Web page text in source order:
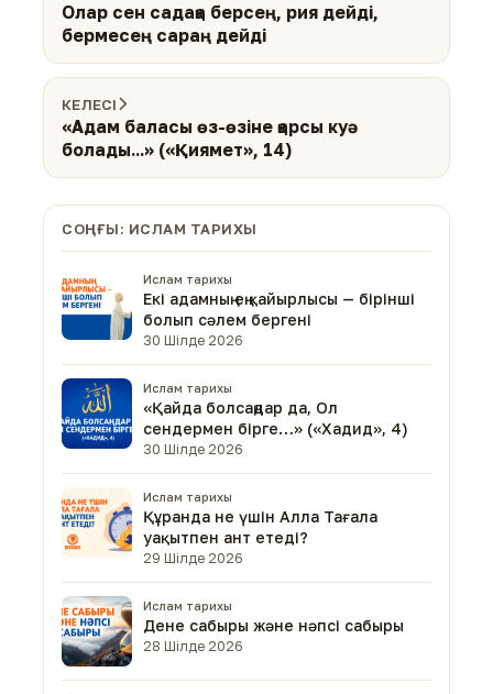
Олар сен садақа берсең, рия дейді,
бермесең сараң дейді
КЕЛЕСІ
«Адам баласы өз-өзіне қарсы куә
болады...» («Қиямет», 14)
СОҢҒЫ: ИСЛАМ ТАРИХЫ
Ислам тарихы
Екі адамның ең қайырлысы — бірінші
болып сәлем бергені
30 Шілде 2026
Ислам тарихы
«Қайда болсаңдар да, Ол
сендермен бірге…» («Хадид», 4)
30 Шілде 2026
Ислам тарихы
Құранда не үшін Алла Тағала
уақытпен ант етеді?
29 Шілде 2026
Ислам тарихы
Дене сабыры және нәпсі сабыры
28 Шілде 2026